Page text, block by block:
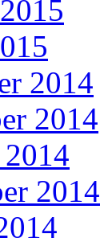
2014
2014
2014